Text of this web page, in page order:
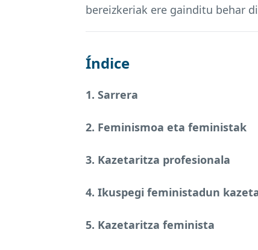
bereizkeriak ere gainditu behar
Índice
1. Sarrera
2. Feminismoa eta feministak
3. Kazetaritza profesionala
4. Ikuspegi feministadun
5. Kazetaritza feminista